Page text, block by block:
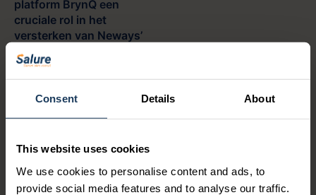
Consent Details About
This website uses cookies
We use cookies to personalise content and ads, to
provide social media features and to analyse our traffic.
platform BrynQ een
cruciale rol in het
versterken van Neways’
vermogen om uitgebreide
managementrapportages
op te leveren.
Trots op resultaten
toekomstgerichte
blik